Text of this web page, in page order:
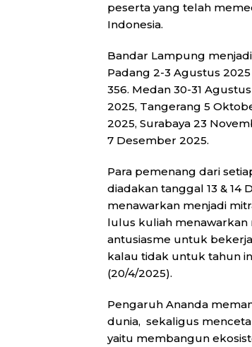
peserta yang telah
Indonesia.
Bandar Lampung
Padang 2-3 Agustus
356. Medan 30-31
2025, Tangerang 5
2025, Surabaya 23
7 Desember 2025.
Para pemenang dari
diadakan tanggal 13 & 14
menawarkan menjadi
lulus kuliah menawarkan
antusiasme untuk
kalau tidak untuk tahun
(20/4/2025).
Pengaruh Ananda
dunia, sekaligus
yaitu membangun